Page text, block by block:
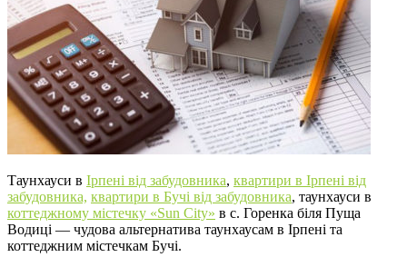
Таунхауси в Ірпені від забудовника, квартири в Ірпені від
забудовника, квартири в Бучі від забудовника, таунхауси в
коттеджному містечку «Sun City» в с. Горенка біля Пуща
Водиці — чудова альтернатива таунхаусам в Ірпені та
коттеджним містечкам Бучі.